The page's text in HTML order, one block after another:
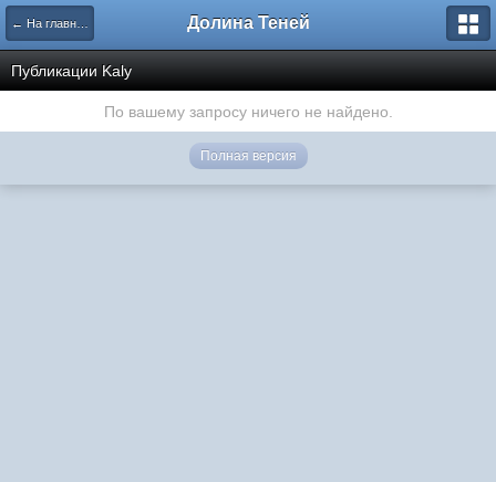
← На главную Долина Теней
Публикации Kaly
По вашему запросу ничего не найдено.
Полная версия